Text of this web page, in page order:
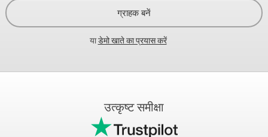
ग्राहक बनें
याडेमो खाते का प्रयास करें
उत्कृष्ट समीक्षा